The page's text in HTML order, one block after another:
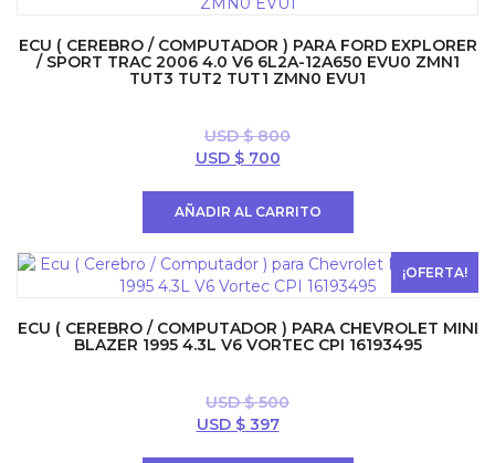
ECU ( CEREBRO / COMPUTADOR ) PARA FORD EXPLORER
/ SPORT TRAC 2006 4.0 V6 6L2A-12A650 EVU0 ZMN1
TUT3 TUT2 TUT1 ZMN0 EVU1
USD $800
El
era:
$ 800.
USD $700El
es:
$ 700.
AÑADIR AL CARRITO
¡OFERTA!
ECU ( CEREBRO / COMPUTADOR ) PARA CHEVROLET MINI
BLAZER 1995 4.3L V6 VORTEC CPI 16193495
USD $500
El
USD $397El